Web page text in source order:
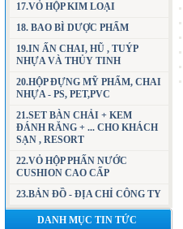
17.VỎ HỘP KIM LOẠI
18. BAO BÌ DƯỢC PHẨM
19.IN ẤN CHAI, HŨ , TUÝP
NHỰA VÀ THỦY TINH
20.HỘP ĐỰNG MỸ PHẨM, CHAI
NHỰA - PS, PET,PVC
21.SET BÀN CHẢI + KEM
ĐÁNH RĂNG + ... CHO KHÁCH
SẠN , RESORT
22.VỎ HỘP PHẤN NƯỚC
CUSHION CAO CẤP
23.BẢN ĐỒ - ĐỊA CHỈ CÔNG TY
DANH MỤC TIN TỨC